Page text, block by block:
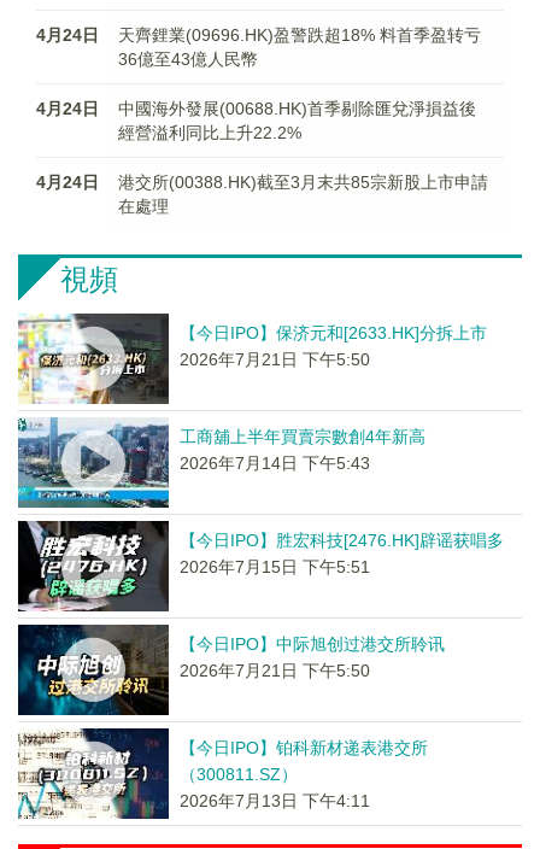
4月24日
天齊鋰業(09696.HK)盈警跌超18% 料首季盈转亏
36億至43億人民幣
4月24日
中國海外發展(00688.HK)首季剔除匯兌淨損益後
經營溢利同比上升22.2%
4月24日
港交所(00388.HK)截至3月末共85宗新股上市申請
在處理
視頻
【今日IPO】保济元和[2633.HK]分拆上市
2026年7月21日 下午5:50
工商舖上半年買賣宗數創4年新高
2026年7月14日 下午5:43
【今日IPO】胜宏科技[2476.HK]辟谣获唱多
2026年7月15日 下午5:51
【今日IPO】中际旭创过港交所聆讯
2026年7月21日 下午5:50
【今日IPO】铂科新材递表港交所
（300811.SZ）
2026年7月13日 下午4:11